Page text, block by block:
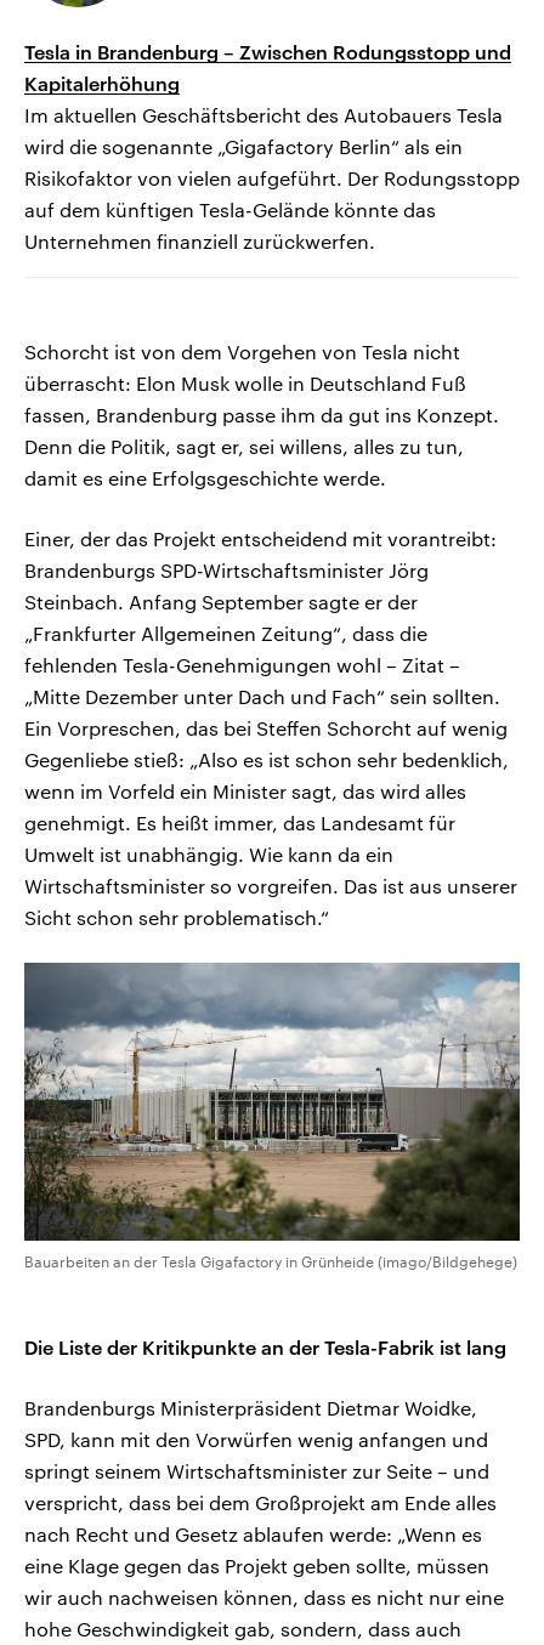
Tesla in Brandenburg – Zwischen Rodungsstopp und
Kapitalerhöhung
Im aktuellen Geschäftsbericht des Autobauers Tesla
wird die sogenannte „Gigafactory Berlin“ als ein
Risikofaktor von vielen aufgeführt. Der Rodungsstopp
auf dem künftigen Tesla-Gelände könnte das
Unternehmen finanziell zurückwerfen.
Schorcht ist von dem Vorgehen von Tesla nicht
überrascht: Elon Musk wolle in Deutschland Fuß
fassen, Brandenburg passe ihm da gut ins Konzept.
Denn die Politik, sagt er, sei willens, alles zu tun,
damit es eine Erfolgsgeschichte werde.
Einer, der das Projekt entscheidend mit vorantreibt:
Brandenburgs SPD-Wirtschaftsminister Jörg
Steinbach. Anfang September sagte er der
„Frankfurter Allgemeinen Zeitung“, dass die
fehlenden Tesla-Genehmigungen wohl – Zitat –
„Mitte Dezember unter Dach und Fach“ sein sollten.
Ein Vorpreschen, das bei Steffen Schorcht auf wenig
Gegenliebe stieß: „Also es ist schon sehr bedenklich,
wenn im Vorfeld ein Minister sagt, das wird alles
genehmigt. Es heißt immer, das Landesamt für
Umwelt ist unabhängig. Wie kann da ein
Wirtschaftsminister so vorgreifen. Das ist aus unserer
Sicht schon sehr problematisch.“
Bauarbeiten an der Tesla Gigafactory in Grünheide (imago/Bildgehege)
Die Liste der Kritikpunkte an der Tesla-Fabrik ist lang
Brandenburgs Ministerpräsident Dietmar Woidke,
SPD, kann mit den Vorwürfen wenig anfangen und
springt seinem Wirtschaftsminister zur Seite – und
verspricht, dass bei dem Großprojekt am Ende alles
nach Recht und Gesetz ablaufen werde: „Wenn es
eine Klage gegen das Projekt geben sollte, müssen
wir auch nachweisen können, dass es nicht nur eine
hohe Geschwindigkeit gab, sondern, dass auch